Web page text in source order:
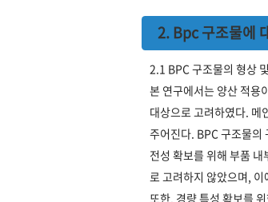
2. Bpc 구조물에
2.1 BPC 구조물의 형상
본 연구에서는 양산 적
대상으로 고려하였다. 메
주어진다. BPC 구조물
전성 확보를 위해 부품
로 고려하지 않았으며,
또한, 경량 특성 확보를